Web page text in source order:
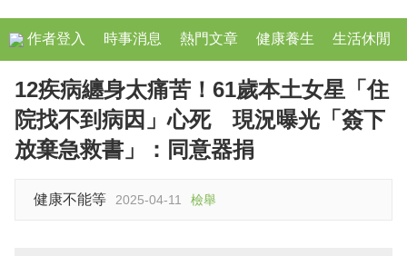
作者登入 時事消息 熱門文章 健康養生 生活休閒
12疾病纏身太痛苦！61歲本土女星「住
院找不到病因」心死 現況曝光「簽下
放棄急救書」：同意器捐
健康不能等 2025-04-11 檢舉